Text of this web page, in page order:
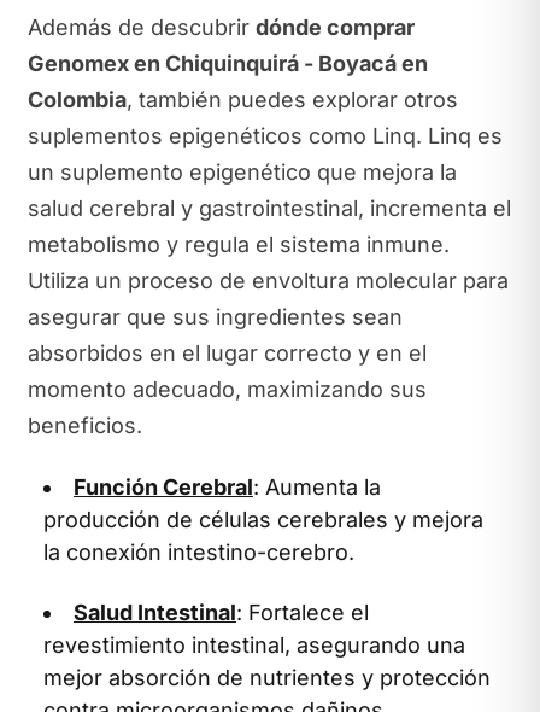
Además de descubrir dónde comprar
Genomex en Chiquinquirá - Boyacá en
Colombia, también puedes explorar otros
suplementos epigenéticos como Linq. Linq es
un suplemento epigenético que mejora la
salud cerebral y gastrointestinal, incrementa el
metabolismo y regula el sistema inmune.
Utiliza un proceso de envoltura molecular para
asegurar que sus ingredientes sean
absorbidos en el lugar correcto y en el
momento adecuado, maximizando sus
beneficios.
Función Cerebral: Aumenta la
producción de células cerebrales y mejora
la conexión intestino-cerebro.
Salud Intestinal: Fortalece el
revestimiento intestinal, asegurando una
mejor absorción de nutrientes y protección